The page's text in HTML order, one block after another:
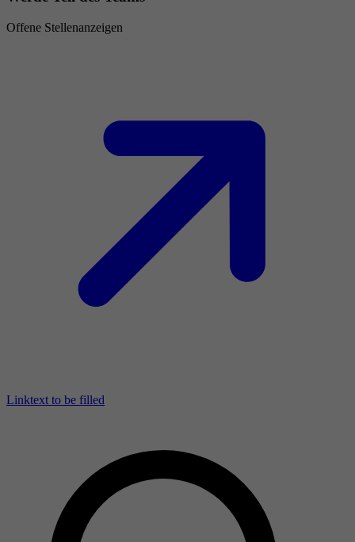
Offene Stellenanzeigen
Linktext to be filled